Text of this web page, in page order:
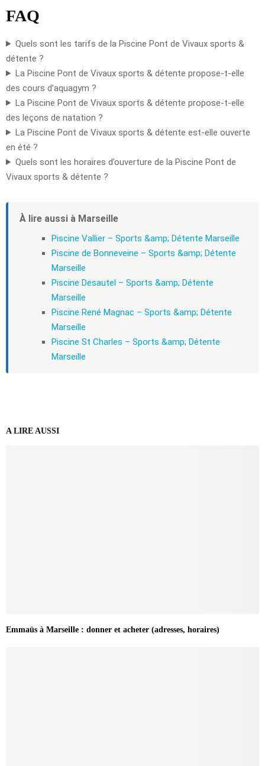
FAQ
Quels sont les tarifs de la Piscine Pont de Vivaux sports &
détente ?
La Piscine Pont de Vivaux sports & détente propose-t-elle
des cours d’aquagym ?
La Piscine Pont de Vivaux sports & détente propose-t-elle
des leçons de natation ?
La Piscine Pont de Vivaux sports & détente est-elle ouverte
en été ?
Quels sont les horaires d’ouverture de la Piscine Pont de
Vivaux sports & détente ?
À lire aussi à Marseille
Piscine Vallier – Sports &amp; Détente Marseille
Piscine de Bonneveine – Sports &amp; Détente
Marseille
Piscine Desautel – Sports &amp; Détente
Marseille
Piscine René Magnac – Sports &amp; Détente
Marseille
Piscine St Charles – Sports &amp; Détente
Marseille
A LIRE AUSSI
Emmaüs à Marseille : donner et acheter (adresses, horaires)